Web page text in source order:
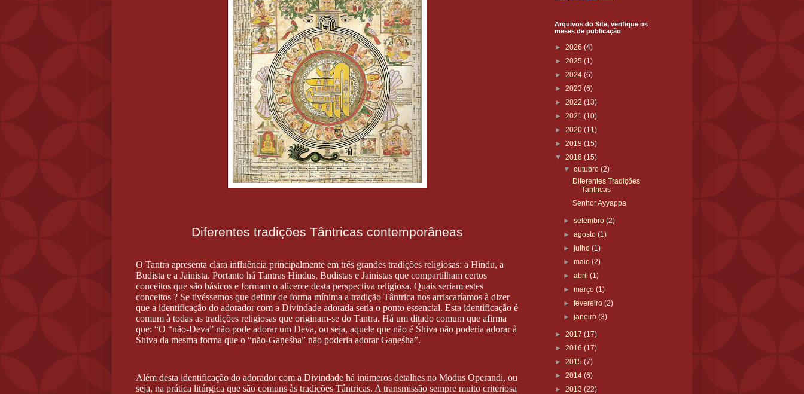
Diferentes tradições Tântricas contemporâneas
O Tantra apresenta clara influência principalmente em três grandes tradições religiosas: a Hindu, a
Budista e a Jainista. Portanto há Tantras Hindus, Budistas e Jainistas que compartilham certos
conceitos que são básicos e formam o alicerce desta perspectiva religiosa. Quais seriam estes
conceitos ? Se tivéssemos que definir de forma mínima a tradição Tântrica nos arriscaríamos à dizer
que a identificação do adorador com a Divindade adorada seria o ponto essencial. Esta identificação é
comum à todas as tradições religiosas que originam-se do Tantra. Há um ditado comum que afirma
que: “O “não-Deva” não pode adorar um Deva, ou seja, aquele que não é Śhiva não poderia adorar à
Śhiva da mesma forma que o “não-Gaṇeśha” não poderia adorar Gaṇeśha”.
Além desta identificação do adorador com a Divindade há inúmeros detalhes no Modus Operandi, ou
seja, na prática litúrgica que são comuns às tradições Tântricas. A transmissão sempre muito criteriosa
Arquivos do Site, verifique os
meses de publicação
► 2026 (4)
► 2025 (1)
► 2024 (6)
► 2023 (6)
► 2022 (13)
► 2021 (10)
► 2020 (11)
► 2019 (15)
▼ 2018 (15)
▼outubro(2)
Diferentes Tradições
Tantricas
Senhor Ayyappa
►setembro(2)
►agosto(1)
►julho(1)
►maio(2)
►abril(1)
►março(1)
►fevereiro(2)
►janeiro(3)
► 2017 (17)
► 2016 (17)
► 2015 (7)
► 2014 (6)
► 2013 (22)